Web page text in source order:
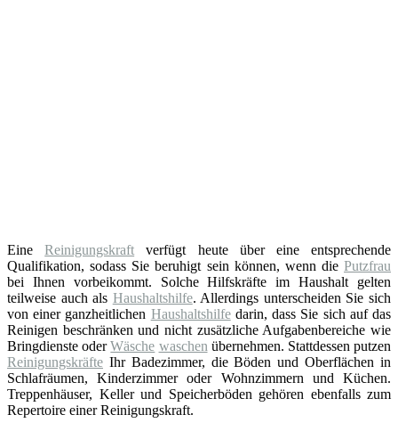
EineReinigungskraft verfügt heute über eine entsprechende
Qualifikation, sodass Sie beruhigt sein können, wenn die Putzfrau
bei Ihnen vorbeikommt. Solche Hilfskräfte im Haushalt gelten
teilweise auch als Haushaltshilfe. Allerdings unterscheiden Sie sich
von einer ganzheitlichen Haushaltshilfedarin, dass Sie sich auf das
Reinigen beschränken und nicht zusätzliche Aufgabenbereiche wie
Bringdienste oderWäsche waschen übernehmen. Stattdessen putzen
Reinigungskräfte Ihr Badezimmer, die Böden und Oberflächen in
Schlafräumen, Kinderzimmer oder Wohnzimmern und Küchen.
Treppenhäuser, Keller und Speicherböden gehören ebenfalls zum
Repertoire einer Reinigungskraft.